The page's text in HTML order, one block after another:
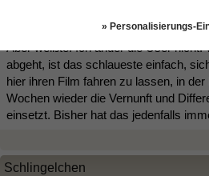
Aber weißte. Ich änder die User nicht.
abgeht, ist das schlaueste einfach,
hier ihren Film fahren zu lassen, in
Wochen wieder die Vernunft und
einsetzt. Bisher hat das jedenfalls
Schlingelchen
» Personalisierungs-